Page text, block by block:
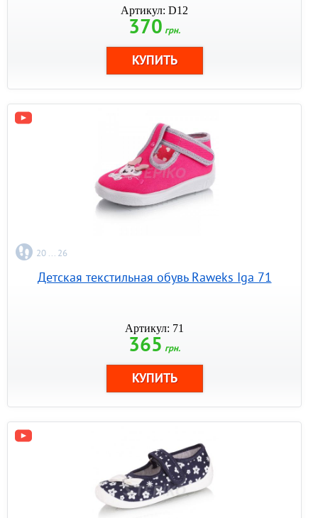
Артикул: D12
370 грн.
20 ... 26
Детская текстильная обувь Raweks Iga 71
Артикул: 71
365 грн.